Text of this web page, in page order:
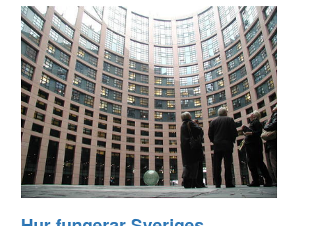
Inläggsnavigering